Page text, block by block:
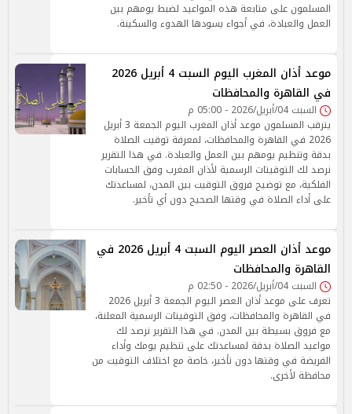
المسلمون على متابعة هذه المواعيد لضبط يومهم بين
العمل والعبادة، في أجواء يسودها الهدوء والسكينة.
موعد أذان المغرب اليوم السبت 4 أبريل 2026
في القاهرة والمحافظات
السبت 04/أبريل/2026 - 05:00 م
يترقب المسلمون موعد أذان المغرب اليوم الجمعة 3 أبريل
2026 في القاهرة والمحافظات، لمعرفة توقيت الصلاة
بدقة وتنظيم يومهم بين العمل والعبادة. في هذا التقرير
نرصد لك التوقيتات الرسمية لأذان المغرب وفق الحسابات
الفلكية، مع توضيح فروق التوقيت بين المدن، لمساعدتك
على أداء الصلاة في وقتها الصحيح دون أي تأخير.
موعد أذان العصر اليوم السبت 4 أبريل 2026 في
القاهرة والمحافظات
السبت 04/أبريل/2026 - 02:50 م
تعرف على موعد أذان العصر اليوم الجمعة 3 أبريل 2026
في القاهرة والمحافظات، وفق التوقيتات الرسمية المعلنة،
مع فروق بسيطة بين المدن. في هذا التقرير نرصد لك
مواعيد الصلاة بدقة لمساعدتك على تنظيم يومك وأداء
الفريضة في وقتها دون تأخير، خاصة مع اختلاف التوقيت من
محافظة لأخرى.